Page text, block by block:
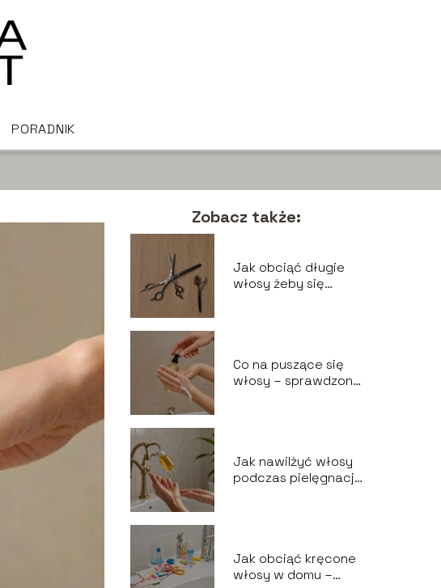
PORADNIK
Zobacz także:
Jak obciąć długie
włosy żeby się
Co na puszące się
włosy – sprawdzone
Jak nawilżyć włosy
podczas pielęgnacji
Jak obciąć kręcone
włosy w domu –